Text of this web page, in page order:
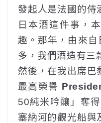
發起人是法國的侍
日本酒這件事，
趣。那年，由來
多，我們酒造有三
然後，在我出席巴
最高榮譽
50純米吟釀」奪
塞納河的觀光船與